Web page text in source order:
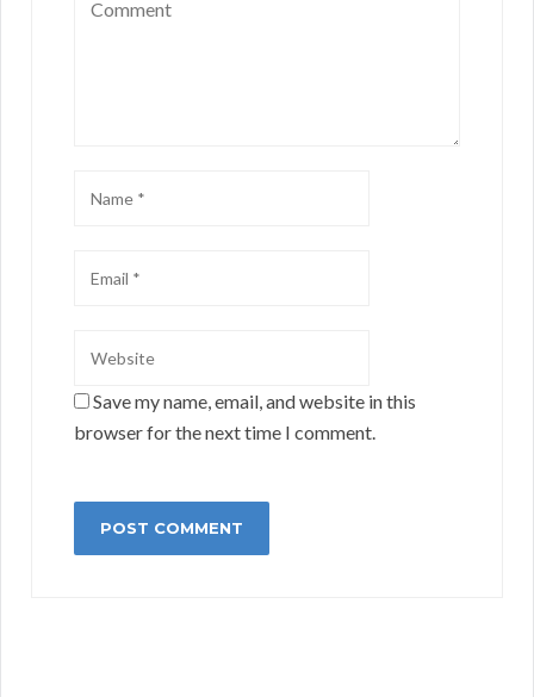
Save my name, email, and website in this
browser for the next time I comment.